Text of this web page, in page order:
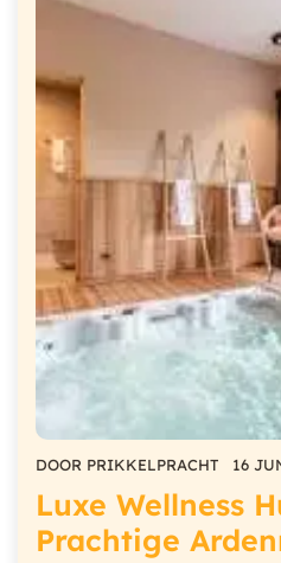
DOOR PRIKKELPRACHT 16
Luxe Wellness
Prachtige